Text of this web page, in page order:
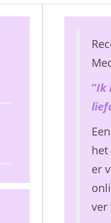
“Ik
het
er
ver